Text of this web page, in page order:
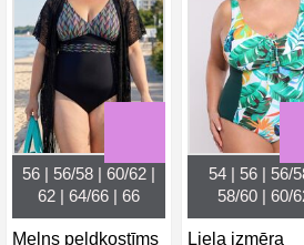
56 | 56/58 | 60/62 |
62 | 64/66 | 66
Melns peldkostīms
54 | 56 | 56/
58/60 | 60/
Liela izmēra